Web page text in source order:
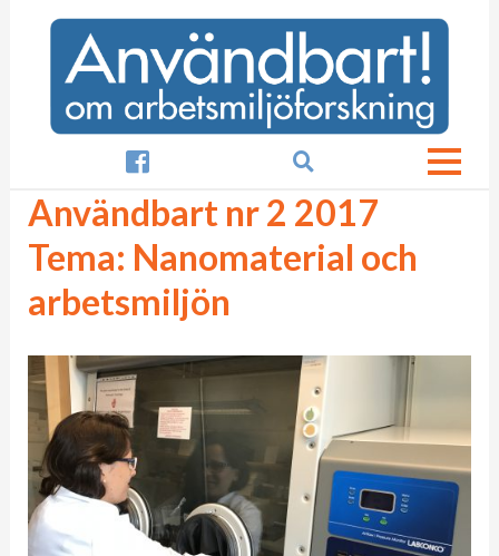

Användbart nr 2 2017
Tema: Nanomaterial och
arbetsmiljön